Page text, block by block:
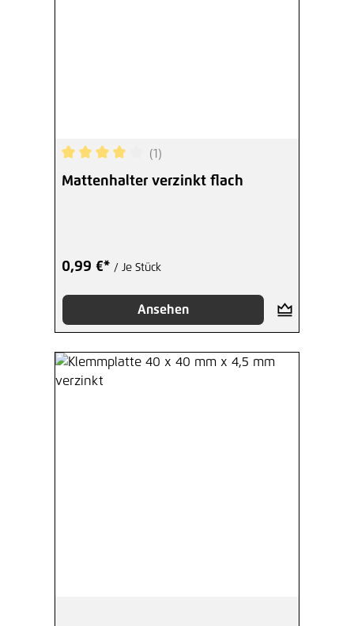
Durchschnittliche Bewertung von 4 von 5
(1)
Mattenhalter verzinkt flach
0,99 €* / Je Stück
Ansehen